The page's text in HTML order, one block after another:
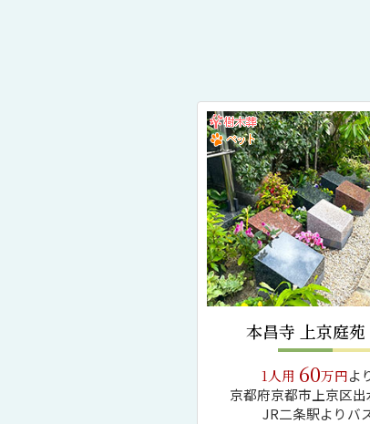
本昌寺 上京庭苑
1人用 60万円よ
京都府京都市上京区
JR二条駅よりバ